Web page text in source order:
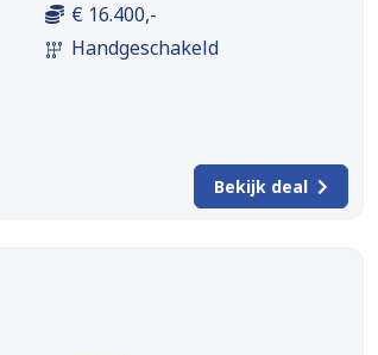
€ 16.400,-
Handgeschakeld
Bekijk deal